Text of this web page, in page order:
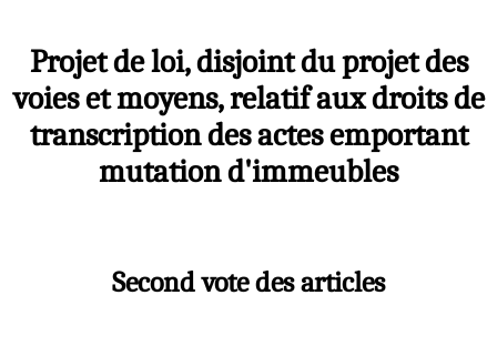
Projet de loi, disjoint du projet des
voies et moyens, relatif aux droits de
transcription des actes emportant
mutation d'immeubles
Second vote des articles